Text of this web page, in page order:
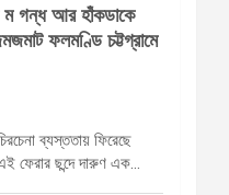
গন্ধ আর হাঁকডাকে
ফলমণ্ডি চট্টগ্রামে
ব্যস্ততায় ফিরেছে
ফেরার ছন্দে দারুণ এক…